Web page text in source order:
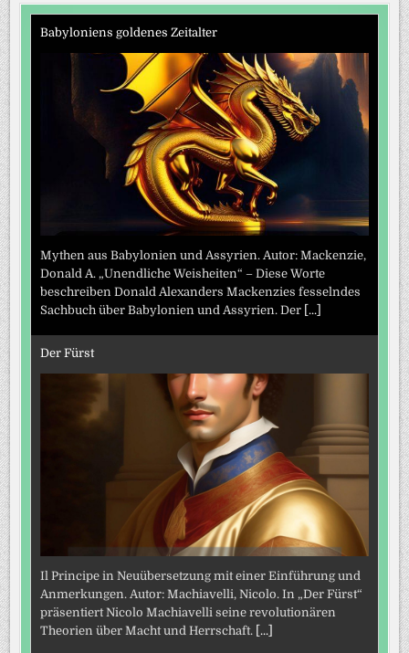
Babyloniens goldenes Zeitalter
Mythen aus Babylonien und Assyrien. Autor: Mackenzie,
Donald A. „Unendliche Weisheiten“ – Diese Worte
beschreiben Donald Alexanders Mackenzies fesselndes
Sachbuch über Babylonien und Assyrien. Der [...]
Der Fürst
Il Principe in Neuübersetzung mit einer Einführung und
Anmerkungen. Autor: Machiavelli, Nicolo. In „Der Fürst“
präsentiert Nicolo Machiavelli seine revolutionären
Theorien über Macht und Herrschaft. [...]